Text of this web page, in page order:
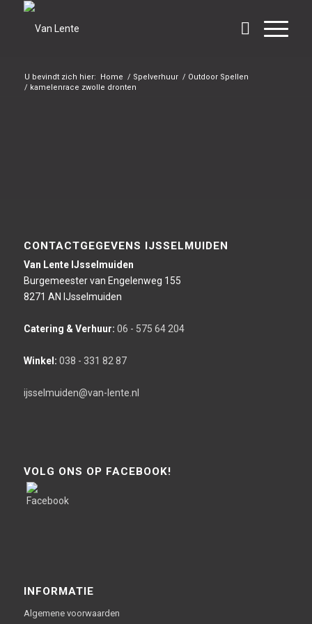
U bevindt zich hier: Home / Spelverhuur / Outdoor Spellen
/ kamelenrace zwolle dronten
CONTACTGEGEVENS IJSSELMUIDEN
Van Lente IJsselmuiden
Burgemeester van Engelenweg 155
8271 AN IJsselmuiden
Catering & Verhuur: 06 - 575 64 204
Winkel: 038 - 331 82 87
ijsselmuiden@van-lente.nl
VOLG ONS OP FACEBOOK!
INFORMATIE
Algemene voorwaarden